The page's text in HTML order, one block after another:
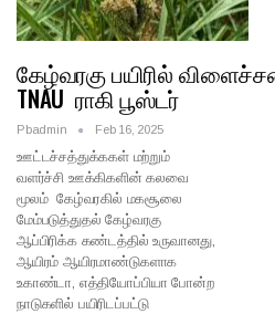
கேழ்வரகு பயிரில்
TNAU ராகி பூஸ்டர்
Pbadmin Feb 16, 2025
ஊட்டச்சத்துக்ககள் மற்றும்
வளர்ச்சி ஊக்கிகளின் கலவை
மூலம் கேழ்வரகில் மகசூலை
மேம்படுத்துதல் கேழ்வரகு
ஆப்பிரிக்க கண்டத்தில் உருவானது,
ஆயிரம் ஆயிரமாண்டுகளாக
உகாண்டா, எத்தியோப்பியா போன்ற
நாடுகளில் பயிரிடப்பட்டு